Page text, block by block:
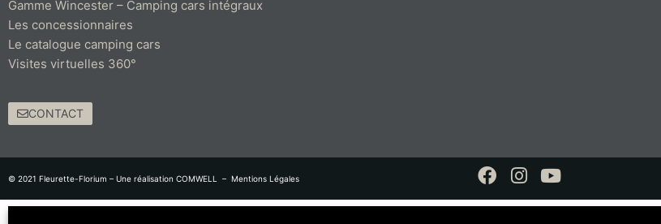
Gamme Wincester – Camping cars intégraux
Les concessionnaires
Le catalogue camping cars
Visites virtuelles 360°
CONTACT
© 2021 Fleurette-Florium – Une réalisation COMWELL – Mentions Légales